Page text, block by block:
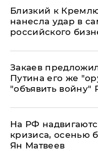
Близкий к
нанесла удар в
российского
Закаев
Путина его же
"объявить войну"
На РФ
кризиса, осенью
Ян Матвеев